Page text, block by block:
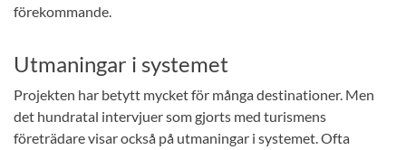
förekommande.
Utmaningar i systemet
Projekten har betytt mycket för många destinationer. Men
det hundratal intervjuer som gjorts med turismens
företrädare visar också på utmaningar i systemet. Ofta